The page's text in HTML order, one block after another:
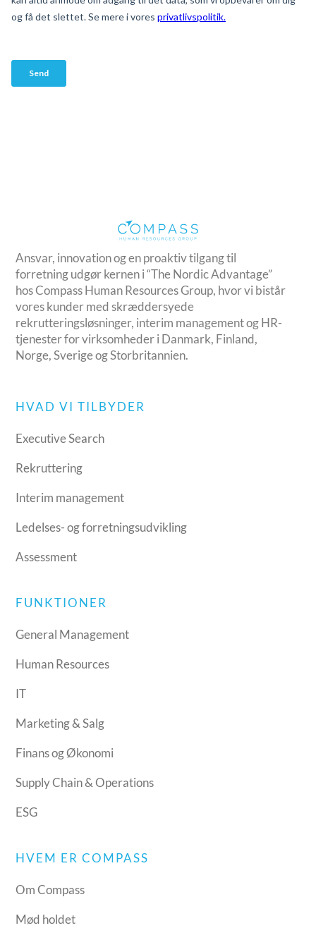
Ansvar, innovation og en proaktiv tilgang til
forretning udgør kernen i “The Nordic Advantage”
hos Compass Human Resources Group, hvor vi bistår
vores kunder med skræddersyede
rekrutteringsløsninger, interim management og HR-
tjenester for virksomheder i Danmark, Finland,
Norge, Sverige og Storbritannien.
HVAD VI TILBYDER
Executive Search
Rekruttering
Interim management
Ledelses- og forretningsudvikling
Assessment
FUNKTIONER
General Management
Human Resources
IT
Marketing & Salg
Finans og Økonomi
Supply Chain & Operations
ESG
HVEM ER COMPASS
Om Compass
Mød holdet